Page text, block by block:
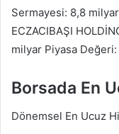
Sermayesi: 8,8
ECZACIBAŞI
milyar Piyasa
Borsada En
Dönemsel En Ucuz